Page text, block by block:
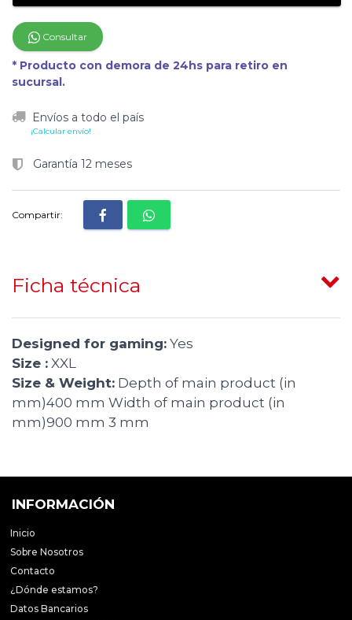
Consultar
* Producto con demora de 24hs para retiro en
sucursal.
Envíos a todo el país
¡Calcular envío!
Garantía 12 meses
Compartir:
Ficha técnica
Designed for gaming: Yes
Size : XXL
Size & Weight: Depth of main product (in
mm)400 mm Width of main product (in
mm)900 mm 3 mm
INFORMACIÓN
Inicio
Sobre Nosotros
Contacto
¿Dónde estamos?
Datos Bancarios